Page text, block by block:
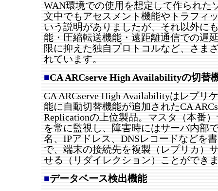
WAN環境での使用を想定して作られた
文中でもアセスメント機能やトラフィ
いう説明がありましたが、それ以外に
能・圧縮転送機能・遠距離通信での遅
限に抑えた独自プロトコルなど、さま
れています。
■CA ARCserve High Availabilityの切替
CA ARCserve High Availabilityはレプリ
能に自動切替機能が追加されたCA
Replicationの上位製品。マスタ（本番
を常に監視し、障害時にはサーバ内部
名、IPアドレス、DNSレコードなどを
で、端末の接続先を複製（レプリカ）
せる（リダイレクション）ことができ
■データベース検出機能